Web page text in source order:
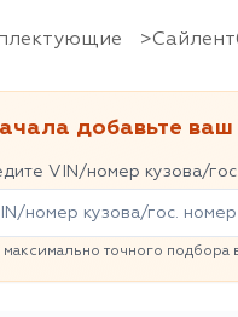
добавьте
VIN/номер кузова/
точного подбора